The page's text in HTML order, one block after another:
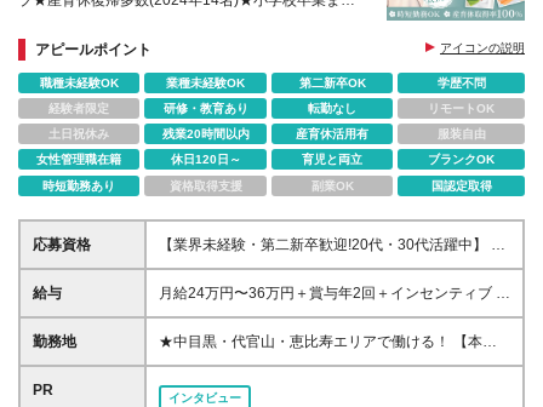
アピールポイント
アイコンの説明
職種未経験OK 業種未経験OK 第二新卒OK
学歴不問
経験者限定
研修・教育あり 転勤なし
リモートOK
土日祝休み
残業20時間以内 産育休活用有
服装自由
女性管理職在籍
休日120日～ 育児と両立
ブランクOK
時短勤務あり
資格取得支援 副業OK 国認定取得
応募資格
【業界未経験・第二新卒歓迎!20代・30代活躍中】 ●
接客・営業・販売経験1年以上をお持ちの方 ※学歴不
問、旅行業界未経験の方も歓迎します！ ＼こんな方
本気で向き合いたい方 ★形のない高額商材で真の提
案力を磨きたい方 ★ホスピタリティを活かして長く
給与
月給24万円〜36万円＋賞与年2回＋インセンティブ ※
上記金額には固定残業代(3万9360円以上/25時間分)が
含まれます。超過分は別途全額支給します。 ※経験・
勤務地
★中目黒・代官山・恵比寿エリアで働ける！ 【本
社】 東京都目黒区中目黒1-1-71 KN代官山2F ※(変更
の範囲)上記を除く当社関連勤務地
PR
インタビュー